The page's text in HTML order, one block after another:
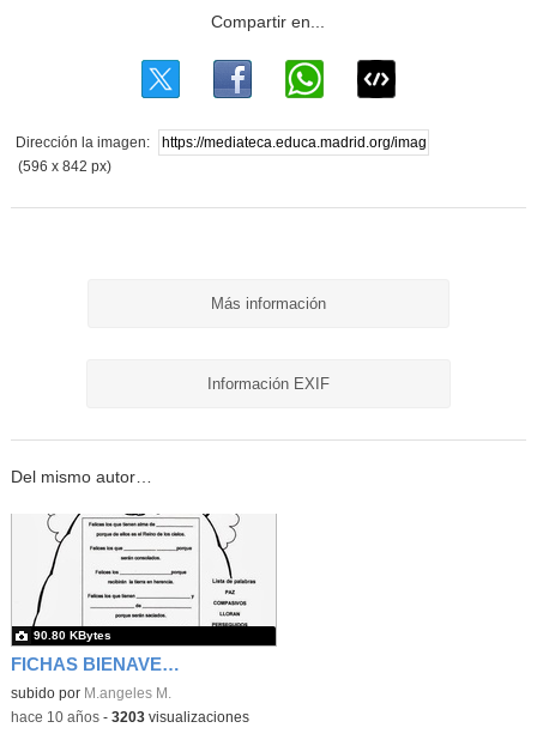
Dirección la imagen:
(596 x 842 px)
Más información
Información EXIF
Del mismo autor…
FICHAS BIENAVENTURANZAS 3
subido por M.angeles M.
90.80 KBytes
-hace 10 años- 3203visualizaciones